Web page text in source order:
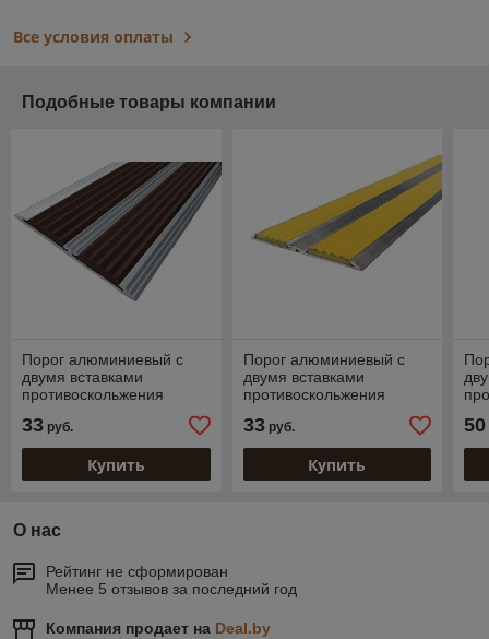
Все условия оплаты
Подобные товары компании
Порог алюминиевый с
двумя вставками
противоскольжения
КОРИЧНЕВЫЕ 80 мм. 1
м.
33 руб.
Купить
Порог алюминиевый с
двумя вставками
противоскольжения
33руб.
Купить
м.
50
О нас
Рейтинг не сформирован
Менее 5 отзывов за последний год
Компания продает на Deal.by